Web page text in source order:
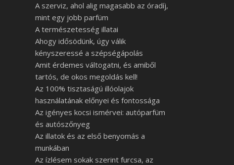
A szerviz, ahol alig magasabb az óradíj,
mint egy jobb parfüm
A természetesség illatai
Ahogy idősödünk, úgy válik
kényszeressé a szépségápolás
Amit érdemes váltogatni, és amiből
tartós, de okos megoldás kell!
Az 100% tisztaságú illóolajok
használatának előnyei és fontossága
Az igényes kocsi ismérvei: autóparfüm
és autószőnyeg
Az illatok és az első benyomás a
munkában
Az ízlésem sokak szerint furcsa, az